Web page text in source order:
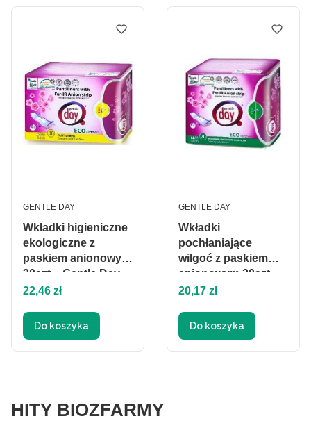
Wkładki higieniczne
ekologiczne z
paskiem anionowym
30szt. - Gentle Day
PRODUCENT
GENTLE DAY
Cena
22,46 zł
Do koszyka
Wkładki
pochłaniające
wilgoć z paskiem
anionowym 20szt -
Gentle day
PRODUCENT
GENTLE DAY
Cena
20,17 zł
Do koszyka
HITY BIOZFARMY